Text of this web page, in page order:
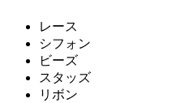
レース
シフォン
ビーズ
スタッズ
リボン